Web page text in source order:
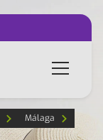
Málaga